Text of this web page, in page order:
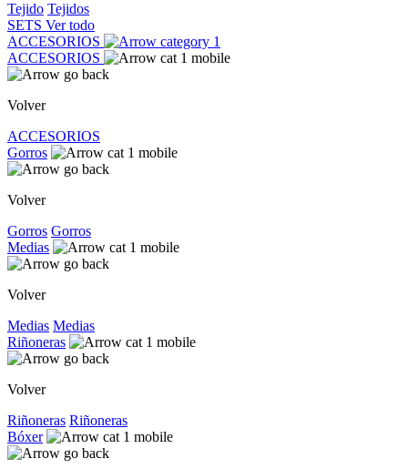
Tejido Tejidos
SETS Ver todo
ACCESORIOS
ACCESORIOS
Volver
ACCESORIOS
Gorros
Volver
Gorros Gorros
Medias
Volver
Medias Medias
Riñoneras
Volver
Riñoneras Riñoneras
Bóxer